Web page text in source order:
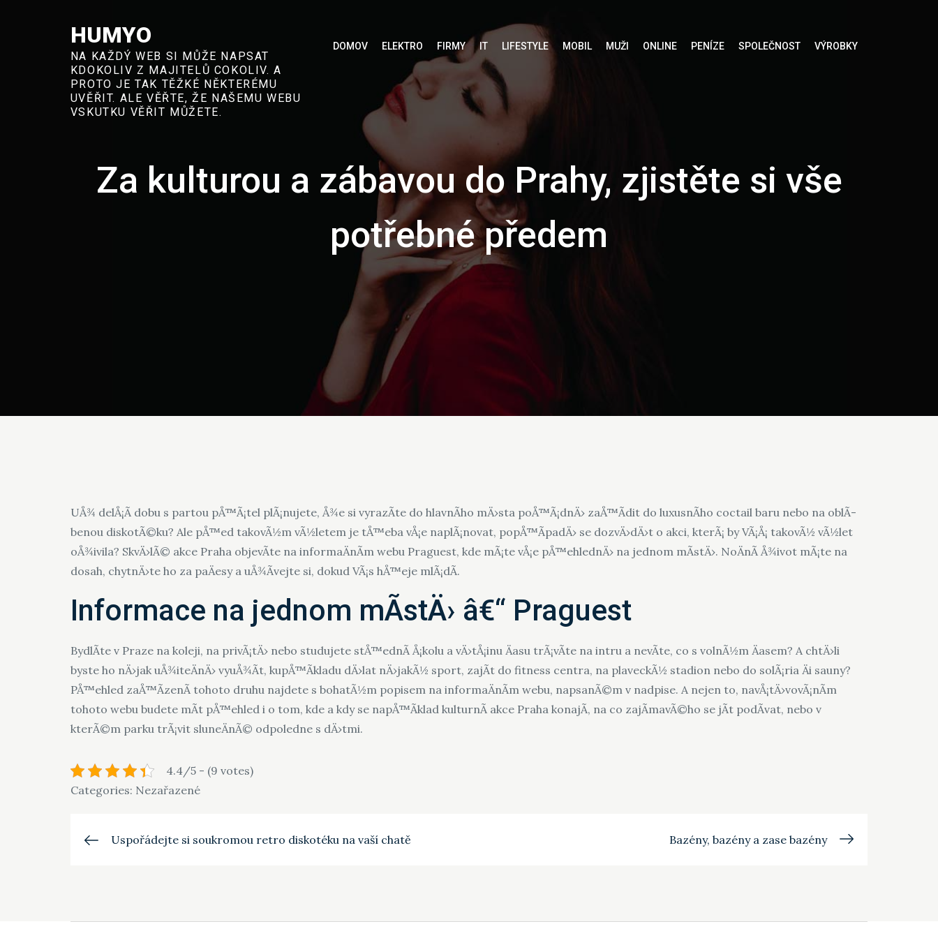
HUMYO
NA KAŽDÝ WEB SI MŮŽE NAPSAT
KDOKOLIV Z MAJITELŮ COKOLIV. A
PROTO JE TAK TĚŽKÉ NĚKTERÉMU
UVĚŘIT. ALE VĚŘTE, ŽE NAŠEMU WEBU
VSKUTKU VĚŘIT MŮŽETE.
DOMOV ELEKTRO FIRMY IT LIFESTYLE MOBIL MUŽI ONLINE PENÍZE SPOLEČNOST VÝROBKY
Za kulturou a zábavou do Prahy, zjistěte si vše
potřebné předem
UÅ¾ delÅ¡Ã­ dobu s partou pÅ™Ã¡tel plÃ¡nujete, Å¾e si vyrazÃ­te do hlavnÃ­ho mÄ›sta poÅ™Ã¡dnÄ› zaÅ™Ã­dit do luxusnÃ­ho coctail baru nebo na oblÃ­
benou diskotÃ©ku? Ale pÅ™ed takovÃ½m vÃ½letem je tÅ™eba vÅ¡e naplÃ¡novat, popÅ™Ã­padÄ› se dozvÄ›dÄ›t o akci, kterÃ¡ by VÃ¡Å¡ takovÃ½ vÃ½let
oÅ¾ivila? SkvÄ›lÃ© akce PrahaobjevÃ­te na informaÄnÃ­m webu Praguest, kde mÃ¡te vÅ¡e pÅ™ehlednÄ› na jednom mÃ­stÄ›. NoÄnÃ­ Å¾ivot mÃ¡te na
dosah, chytnÄ›te ho za paÄesy a uÅ¾Ã­vejte si, dokud VÃ¡s hÅ™eje mlÃ¡dÃ­.
Informace na jednom mÃ­stÄ› â€“ Praguest
BydlÃ­te v Praze na koleji, na privÃ¡tÄ› nebo studujete stÅ™ednÃ­ Å¡kolu a vÄ›tÅ¡inu Äasu trÃ¡vÃ­te na intru a nevÃ­te, co s volnÃ½m Äasem? A chtÄ›li
byste ho nÄ›jak uÅ¾iteÄnÄ› vyuÅ¾Ã­t, kupÅ™Ã­kladu dÄ›lat nÄ›jakÃ½ sport, zajÃ­t do fitness centra, na plaveckÃ½ stadion nebo do solÃ¡ria Äi sauny?
PÅ™ehled zaÅ™Ã­zenÃ­ tohoto druhu najdete s bohatÃ½m popisem na informaÄnÃ­m webu, napsanÃ©m v nadpise. A nejen to, navÅ¡tÄ›vovÃ¡nÃ­m
tohoto webu budete mÃ­t pÅ™ehled i o tom, kde a kdy se napÅ™Ã­klad kulturnÃ­ akce Praha konajÃ­, na co zajÃ­mavÃ©ho se jÃ­t podÃ­vat, nebo v
kterÃ©m parku trÃ¡vit sluneÄnÃ© odpoledne s dÄ›tmi.
4.4/5 - (9 votes)
Categories: Nezařazené
Navigace
příspěvek
Uspořádejte si soukromou retro diskotéku na vaší chatě Bazény, bazény a zase bazény